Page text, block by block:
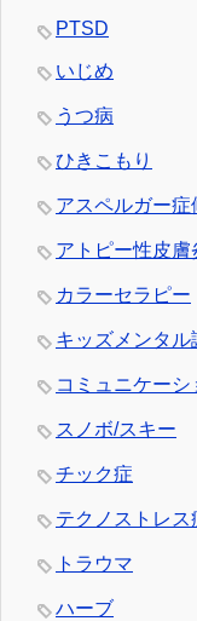
PTSD
いじめ
うつ病
ひきこもり
アスペルガー症
アトピー性皮膚
カラーセラピー
キッズメンタル
コミュニケーシ
スノボ/スキー
チック症
テクノストレス
トラウマ
ハーブ